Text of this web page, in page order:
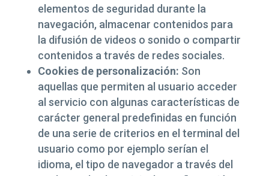
elementos de seguridad durante la
navegación, almacenar contenidos para
la difusión de videos o sonido o compartir
contenidos a través de redes sociales.
Cookies de personalización: Son
aquellas que permiten al usuario acceder
al servicio con algunas características de
carácter general predefinidas en función
de una serie de criterios en el terminal del
usuario como por ejemplo serían el
idioma, el tipo de navegador a través del